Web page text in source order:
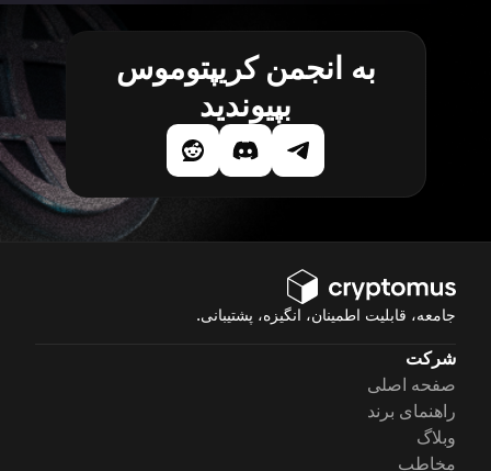
به انجمن کریپتوموس
بپیوندید
جامعه، قابلیت اطمینان، انگیزه، پشتیبانی.
شرکت
صفحه اصلی
راهنمای برند
وبلاگ
مخاطب